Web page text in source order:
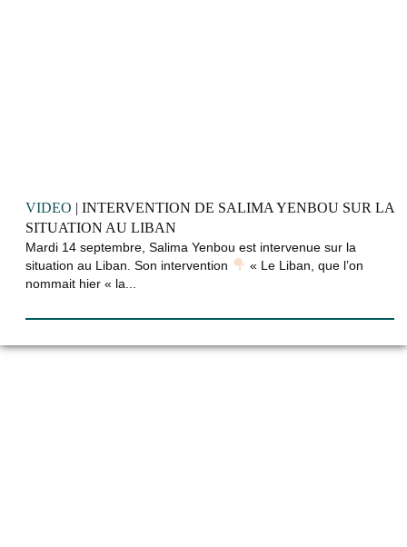
VIDEO | INTERVENTION DE SALIMA YENBOU SUR LA
SITUATION AU LIBAN
Mardi 14 septembre, Salima Yenbou est intervenue sur la
situation au Liban. Son intervention
« Le Liban, que l’on
nommait hier « la...